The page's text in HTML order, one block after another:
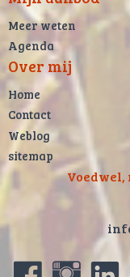
Meer weten
Agenda
Over mij
Home
Contact
Weblog
sitemap